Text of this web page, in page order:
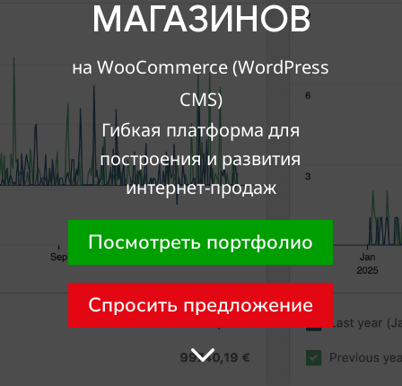
МАГАЗИНОВ
на WooCommerce (WordPress
CMS)
Гибкая платформа для
построения и развития
интернет-продаж
Посмотреть портфолио
Спросить предложение
3